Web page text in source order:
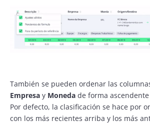
También se pueden ordenar las
Empresa y Moneda de forma
Por defecto, la clasificación se hace por
con los más recientes arriba y los más